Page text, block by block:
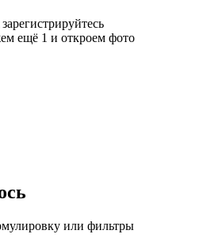
ещё 1 и откроем фото
или фильтры